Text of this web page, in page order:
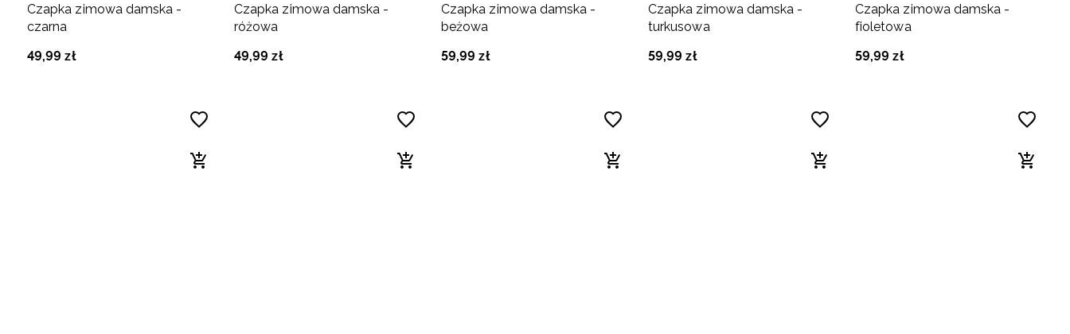
Czapka zimowa damska -
czarna
49,99 zł
Czapka zimowa damska -
różowa
49,99 zł
Czapka zimowa damska -
beżowa
59,99 zł
Czapka zimowa damska -
turkusowa
59,99 zł
Czapka zimowa damska -
fioletowa
59,99 zł